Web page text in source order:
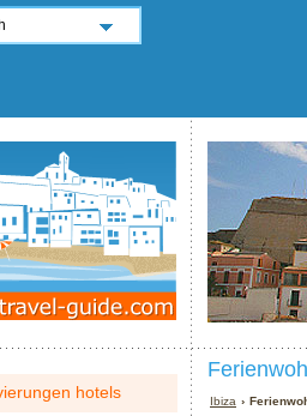
Ibiza ›
hotels